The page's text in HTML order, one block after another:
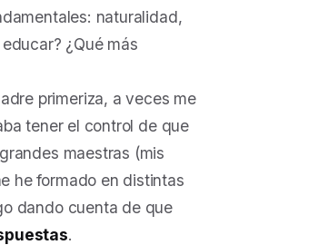
naturalidad,
¿Qué más
primeriza, a veces me
tener el control de que
maestras (mis
he formado en distintas
dando cuenta de que
.